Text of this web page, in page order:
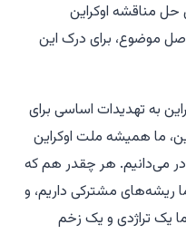
مناقشه اوکراین
موضوع، برای درک این
به تهدیدات اساسی برای
ما همیشه ملت اوکراین
می‌دانیم. هر چقدر هم که
ریشه‌های مشترکی داریم، و
یک تراژدی و یک زخم